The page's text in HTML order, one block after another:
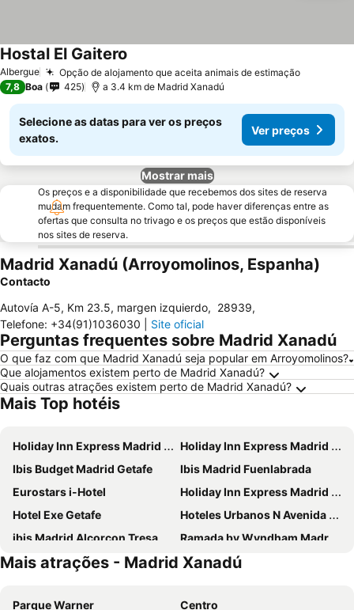
Albergue Opção de alojamento que aceita animais de estimação
Hostal El Gaitero
7,8 Boa 425 a 3.4 km de Madrid Xanadú
Selecione as datas para ver os preços
exatos.
Ver preços
Mostrar mais
Os preços e a disponibilidade que recebemos dos sites de reserva
mudam frequentemente. Como tal, pode haver diferenças entre as
ofertas que consulta no trivago e os preços que estão disponíveis
nos sites de reserva.
Madrid Xanadú (Arroyomolinos, Espanha)
Contacto
Autovía A-5, Km 23.5, margen izquierdo, 28939,
Telefone: +34(91)1036030 Site oficial
Perguntas frequentes sobre Madrid Xanadú
O que faz com que Madrid Xanadú seja popular em Arroyomolinos?
Que alojamentos existem perto de Madrid Xanadú?
Quais outras atrações existem perto de Madrid Xanadú?
Mais Top hotéis
Holiday Inn Express Madrid Leganes
Holiday Inn Express Madrid - Getafe By Ihg
Ibis Budget Madrid Getafe
Ibis Madrid Fuenlabrada
Eurostars i-Hotel
Holiday Inn Express Madrid - Alcorcon By Ihg
Hotel Exe Getafe
Hoteles Urbanos N Avenida de España
ibis Madrid Alcorcon Tresaguas
Ramada by Wyndham Madrid Getafe
Checkin Madrid Móstoles
Gran Hotel Los Angeles
Hotel Los Olivos
NH Alcorcón
Mais atrações - Madrid Xanadú
Parque Warner
Centro